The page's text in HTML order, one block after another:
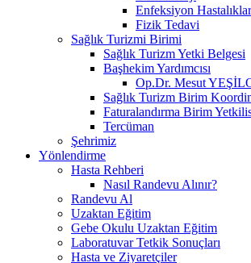
Enfeksiyon
Fizik Tedavi
Sağlık Turizmi Birimi
Sağlık Turizm Yetki Belgesi
Başhekim Yardımcısı
Op.Dr. Mesut
Sağlık Turizm Birim
Faturalandırma Birim
Tercüman
Şehrimiz
Yönlendirme
Hasta Rehberi
Nasıl Randevu Alınır?
Randevu Al
Uzaktan Eğitim
Gebe Okulu Uzaktan Eğitim
Laboratuvar Tetkik Sonuçları
Hasta ve Ziyaretçiler